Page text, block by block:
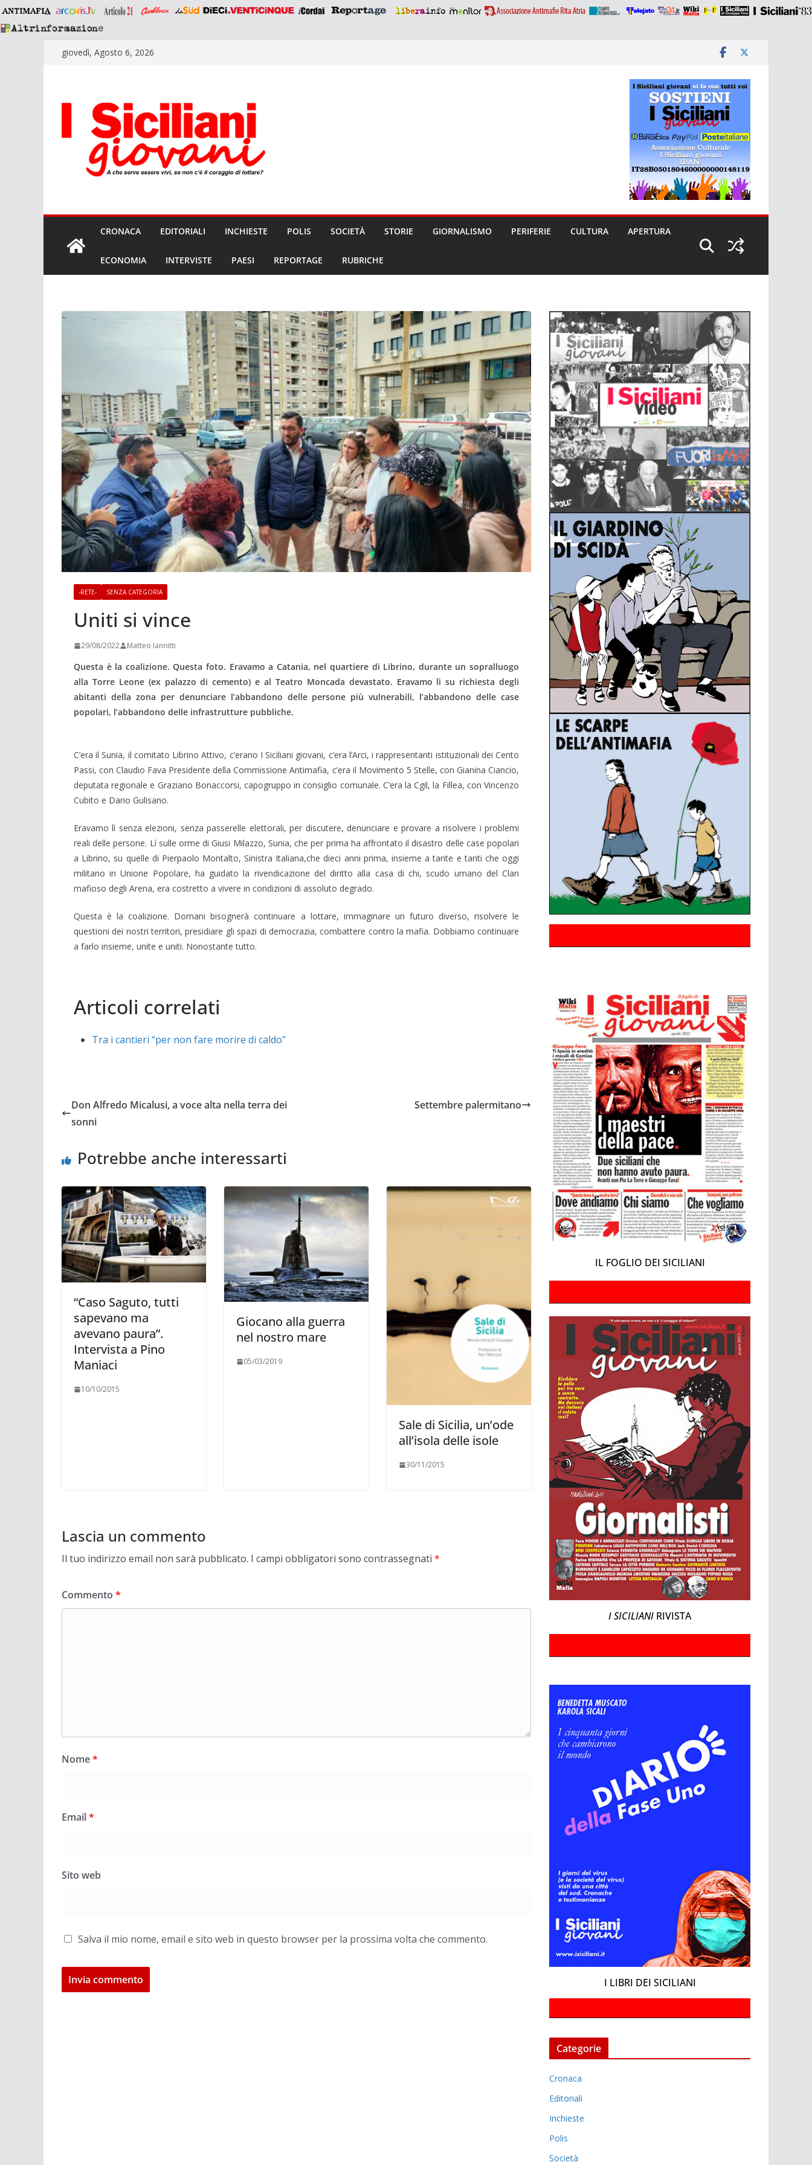
Saltagiovedì, Agosto 6, 2026
CRONACA EDITORIALI INCHIESTE POLIS SOCIETÀ STORIE GIORNALISMO PERIFERIE CULTURA APERTURA
ECONOMIA INTERVISTE PAESI REPORTAGE RUBRICHE
-RETE- SENZA CATEGORIA
Uniti si vince
29/08/2022 Matteo Iannitti
Questa è la coalizione. Questa foto. Eravamo a Catania, nel quartiere di Librino, durante un sopralluogo
alla Torre Leone (ex palazzo di cemento) e al Teatro Moncada devastato. Eravamo lì su richiesta degli
abitanti della zona per denunciare l’abbandono delle persone più vulnerabili, l’abbandono delle case
popolari, l’abbandono delle infrastrutture pubbliche.
C’era il Sunia, il comitato Librino Attivo, c’erano I Siciliani giovani, c’era l’Arci, i rappresentanti istituzionali dei Cento
Passi, con Claudio Fava Presidente della Commissione Antimafia, c’era il Movimento 5 Stelle, con Gianina Ciancio,
deputata regionale e Graziano Bonaccorsi, capogruppo in consiglio comunale. C’era la Cgil, la Fillea, con Vincenzo
Cubito e Dario Gulisano.
Eravamo lì senza elezioni, senza passerelle elettorali, per discutere, denunciare e provare a risolvere i problemi
reali delle persone. Lì sulle orme di Giusi Milazzo, Sunia, che per prima ha affrontato il disastro delle case popolari
a Librino, su quelle di Pierpaolo Montalto, Sinistra Italiana,che dieci anni prima, insieme a tante e tanti che oggi
militano in Unione Popolare, ha guidato la rivendicazione del diritto alla casa di chi, scudo umano del Clan
mafioso degli Arena, era costretto a vivere in condizioni di assoluto degrado.
Questa è la coalizione. Domani bisognerà continuare a lottare, immaginare un futuro diverso, risolvere le
questioni dei nostri territori, presidiare gli spazi di democrazia, combattere contro la mafia. Dobbiamo continuare
a farlo insieme, unite e uniti. Nonostante tutto.
Articoli correlati
Tra i cantieri “per non fare morire di caldo”
Don Alfredo Micalusi, a voce alta nella terra dei
sonni
Settembre palermitano
Potrebbe anche interessarti
“Caso Saguto, tutti
sapevano ma
avevano paura”.
Intervista a Pino
Maniaci
10/10/2015
Giocano alla guerra
nel nostro mare
05/03/2019
Sale di Sicilia, un’ode
all’isola delle isole
30/11/2015
Lascia un commento
Il tuo indirizzo email non sarà pubblicato. I campi obbligatori sono contrassegnati *
Commento *
Nome*
Email*
Sito web
Salva il mio nome, email e sito web in questo browser per la prossima volta che commento.
IL FOGLIO DEI SICILIANI
I SICILIANI RIVISTA
I LIBRI DEI SICILIANI
Categorie
Cronaca
Editoriali
Inchieste
Polis
Società